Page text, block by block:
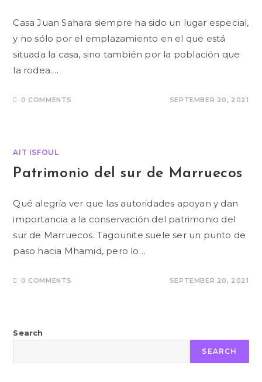
Casa Juan Sahara siempre ha sido un lugar especial,
y no sólo por el emplazamiento en el que está
situada la casa, sino también por la población que
la rodea.…
0 COMMENTS SEPTEMBER 20, 2021
AIT ISFOUL
Patrimonio del sur de Marruecos
Qué alegría ver que las autoridades apoyan y dan
importancia a la conservación del patrimonio del
sur de Marruecos. Tagounite suele ser un punto de
paso hacia Mhamid, pero lo…
0 COMMENTS SEPTEMBER 20, 2021
Search
SEARCH